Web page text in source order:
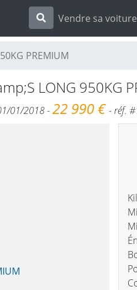
Vendre sa voiture
PREMIUM
LONG 950KG
01/2018 -22 990 €- réf.